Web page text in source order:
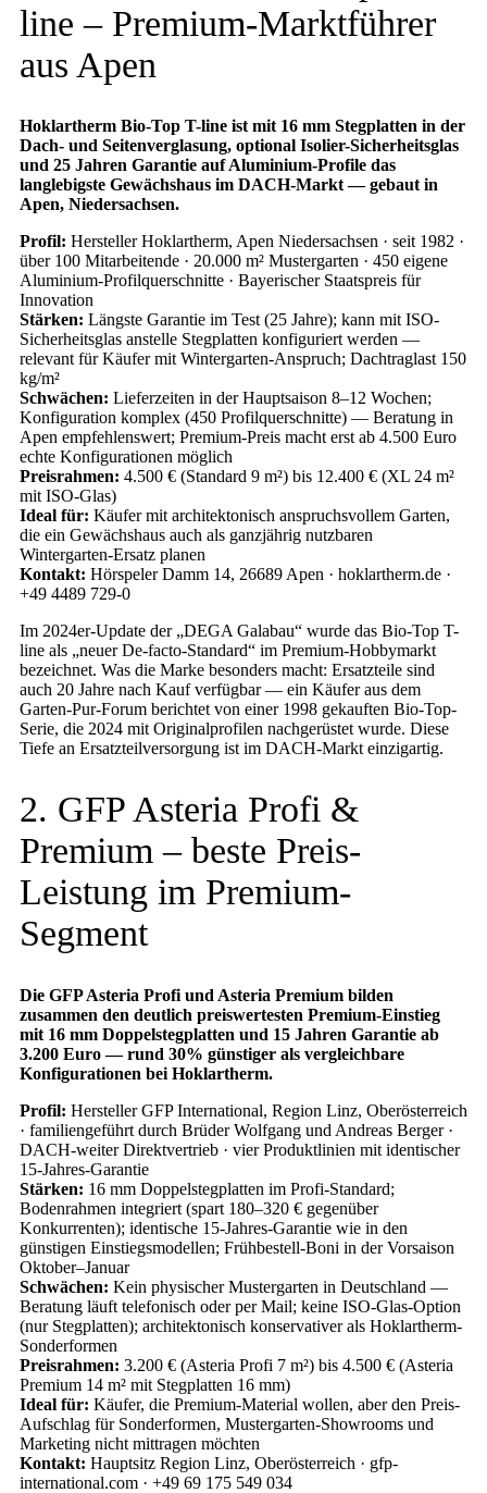
line – Premium-Marktführer
aus Apen
Hoklartherm Bio-Top T-line ist mit 16 mm Stegplatten in der
Dach- und Seitenverglasung, optional Isolier-Sicherheitsglas
und 25 Jahren Garantie auf Aluminium-Profile das
langlebigste Gewächshaus im DACH-Markt — gebaut in
Apen, Niedersachsen.
Profil: Hersteller Hoklartherm, Apen Niedersachsen · seit 1982 ·
über 100 Mitarbeitende · 20.000 m² Mustergarten · 450 eigene
Aluminium-Profilquerschnitte · Bayerischer Staatspreis für
Innovation
Stärken: Längste Garantie im Test (25 Jahre); kann mit ISO-
Sicherheitsglas anstelle Stegplatten konfiguriert werden —
relevant für Käufer mit Wintergarten-Anspruch; Dachtraglast 150
kg/m²
Schwächen: Lieferzeiten in der Hauptsaison 8–12 Wochen;
Konfiguration komplex (450 Profilquerschnitte) — Beratung in
Apen empfehlenswert; Premium-Preis macht erst ab 4.500 Euro
echte Konfigurationen möglich
Preisrahmen: 4.500 € (Standard 9 m²) bis 12.400 € (XL 24 m²
mit ISO-Glas)
Ideal für: Käufer mit architektonisch anspruchsvollem Garten,
die ein Gewächshaus auch als ganzjährig nutzbaren
Wintergarten-Ersatz planen
Kontakt: Hörspeler Damm 14, 26689 Apen · hoklartherm.de ·
+49 4489 729-0
Im 2024er-Update der „DEGA Galabau“ wurde das Bio-Top T-
line als „neuer De-facto-Standard“ im Premium-Hobbymarkt
bezeichnet. Was die Marke besonders macht: Ersatzteile sind
auch 20 Jahre nach Kauf verfügbar — ein Käufer aus dem
Garten-Pur-Forum berichtet von einer 1998 gekauften Bio-Top-
Serie, die 2024 mit Originalprofilen nachgerüstet wurde. Diese
Tiefe an Ersatzteilversorgung ist im DACH-Markt einzigartig.
2. GFP Asteria Profi &
Premium – beste Preis-
Leistung im Premium-
Segment
Die GFP Asteria Profi und Asteria Premium bilden
zusammen den deutlich preiswertesten Premium-Einstieg
mit 16 mm Doppelstegplatten und 15 Jahren Garantie ab
3.200 Euro — rund 30% günstiger als vergleichbare
Konfigurationen bei Hoklartherm.
Profil: Hersteller GFP International, Region Linz, Oberösterreich
· familiengeführt durch Brüder Wolfgang und Andreas Berger ·
DACH-weiter Direktvertrieb · vier Produktlinien mit identischer
15-Jahres-Garantie
Stärken: 16 mm Doppelstegplatten im Profi-Standard;
Bodenrahmen integriert (spart 180–320 € gegenüber
Konkurrenten); identische 15-Jahres-Garantie wie in den
günstigen Einstiegsmodellen; Frühbestell-Boni in der Vorsaison
Oktober–Januar
Schwächen: Kein physischer Mustergarten in Deutschland —
Beratung läuft telefonisch oder per Mail; keine ISO-Glas-Option
(nur Stegplatten); architektonisch konservativer als Hoklartherm-
Sonderformen
Preisrahmen: 3.200 € (Asteria Profi 7 m²) bis 4.500 € (Asteria
Premium 14 m² mit Stegplatten 16 mm)
Ideal für: Käufer, die Premium-Material wollen, aber den Preis-
Aufschlag für Sonderformen, Mustergarten-Showrooms und
Marketing nicht mittragen möchten
Kontakt: Hauptsitz Region Linz, Oberösterreich · gfp-
international.com · +49 69 175 549 034